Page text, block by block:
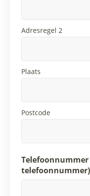
Adresregel 2
Plaats
Postcode
Telefoonnummer
telefoonnummer)